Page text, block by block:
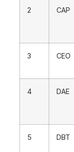
2 CAP
3 CEO
4 DAE
5 DBT